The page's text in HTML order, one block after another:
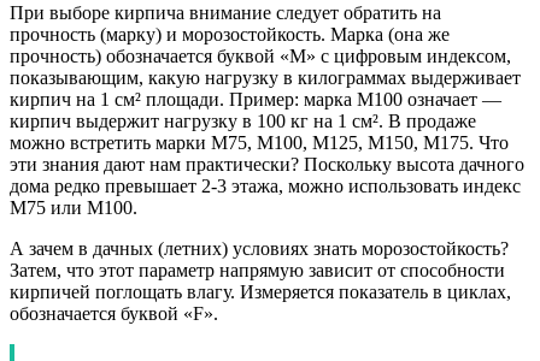
При выборе кирпича внимание следует обратить на
прочность (марку) и морозостойкость. Марка (она же
прочность) обозначается буквой «М» с цифровым индексом,
показывающим, какую нагрузку в килограммах выдерживает
кирпич на 1 см² площади. Пример: марка М100 означает —
кирпич выдержит нагрузку в 100 кг на 1 см². В продаже
можно встретить марки М75, М100, М125, М150, М175. Что
эти знания дают нам практически? Поскольку высота дачного
дома редко превышает 2-3 этажа, можно использовать индекс
М75 или М100.
А зачем в дачных (летних) условиях знать морозостойкость?
Затем, что этот параметр напрямую зависит от способности
кирпичей поглощать влагу. Измеряется показатель в циклах,
обозначается буквой «F».